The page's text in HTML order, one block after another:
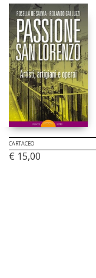
CARTACEO
€ 15,00